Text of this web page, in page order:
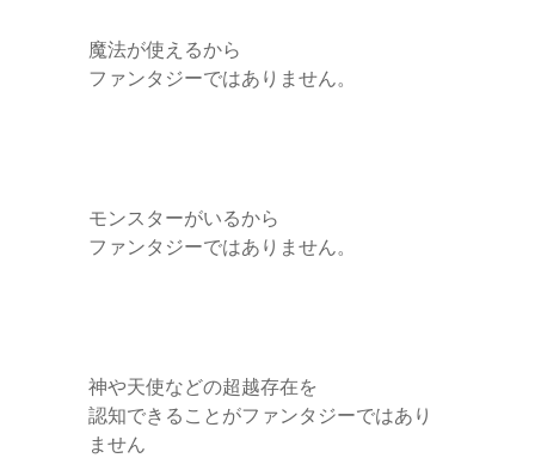
魔法が使えるから
ファンタジーではありません。
モンスターがいるから
ファンタジーではありません。
神や天使などの超越存在を
認知できることがファンタジーではあり
ません